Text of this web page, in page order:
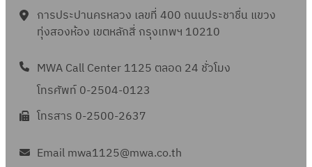
การประปานครหลวง เลขที่ 400 ถนนประชาชื่น แขวง
ทุ่งสองห้อง เขตหลักสี่ กรุงเทพฯ 10210
MWA Call Center 1125 ตลอด 24 ชั่วโมง
โทรศัพท์ 0-2504-0123
โทรสาร 0-2500-2637
Email mwa1125@mwa.co.th